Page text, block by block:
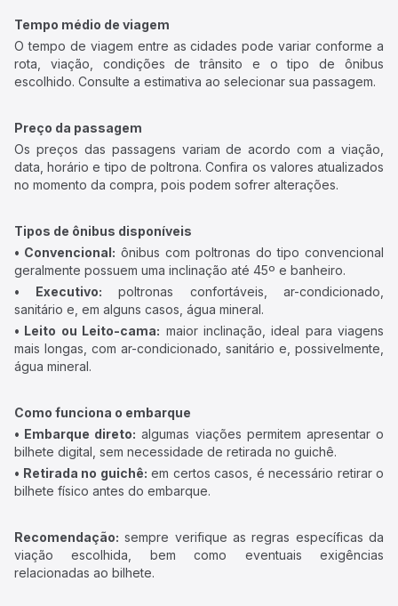
Tempo médio de viagem
O tempo de viagem entre as cidades pode variar conforme a
rota, viação, condições de trânsito e o tipo de ônibus
escolhido. Consulte a estimativa ao selecionar sua passagem.
Preço da passagem
Os preços das passagens variam de acordo com a viação,
data, horário e tipo de poltrona. Confira os valores atualizados
no momento da compra, pois podem sofrer alterações.
Tipos de ônibus disponíveis
• Convencional: ônibus com poltronas do tipo convencional
geralmente possuem uma inclinação até 45º e banheiro.
• Executivo: poltronas confortáveis, ar-condicionado,
sanitário e, em alguns casos, água mineral.
• Leito ou Leito-cama: maior inclinação, ideal para viagens
mais longas, com ar-condicionado, sanitário e, possivelmente,
água mineral.
Como funciona o embarque
• Embarque direto: algumas viações permitem apresentar o
bilhete digital, sem necessidade de retirada no guichê.
• Retirada no guichê: em certos casos, é necessário retirar o
bilhete físico antes do embarque.
Recomendação: sempre verifique as regras específicas da
viação escolhida, bem como eventuais exigências
relacionadas ao bilhete.